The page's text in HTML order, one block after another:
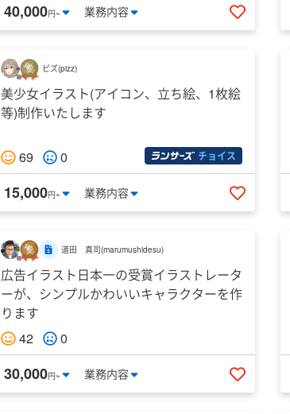
40,000円~ 業務内容 いいねする
ピズ(pizz)
美少女イラスト(アイコン、立ち絵、1枚絵
等)制作いたします
69 0 チョイス
15,000円~ 業務内容 いいねする
道田 真司(marumushidesu)
広告イラスト日本一の受賞イラストレータ
ーが、シンプルかわいいキャラクターを作
ります
42
0
30,000円~ 業務内容 いいねする